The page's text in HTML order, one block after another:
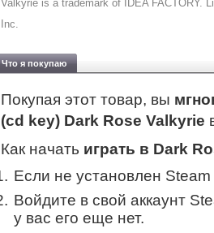
Valkyrie is a trademark of IDEA FACTORY.
Inc.
Что я покупаю
Покупая этот товар, вы
(cd key) Dark Rose Valkyrie
Как начать играть в Dark
Если не установлен
Войдите в свой аккаунт
у вас его еще нет.